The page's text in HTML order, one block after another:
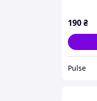
190₴
Pulse